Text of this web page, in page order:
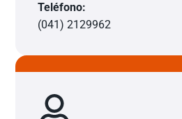
Teléfono:
(041) 2129962